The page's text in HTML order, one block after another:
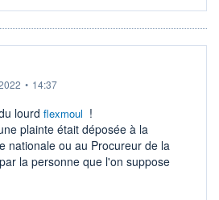
• 14:37
lourd flexmoul !
plainte était déposée à la
nationale ou au Procureur de la
la personne que l'on suppose